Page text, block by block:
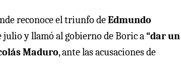
reconoce el triunfo deEdmundo
julio y llamó al gobierno de Boric a“dar un
Maduro, ante las acusaciones de